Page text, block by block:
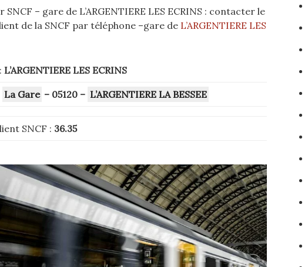
– gare de L’ARGENTIERE LES ECRINS : contacter le
de la SNCF par téléphone –gare de L’ARGENTIERE LES
L’ARGENTIERE LES ECRINS
La Gare – 05120 – L’ARGENTIERE LA BESSEE
SNCF : 36.35